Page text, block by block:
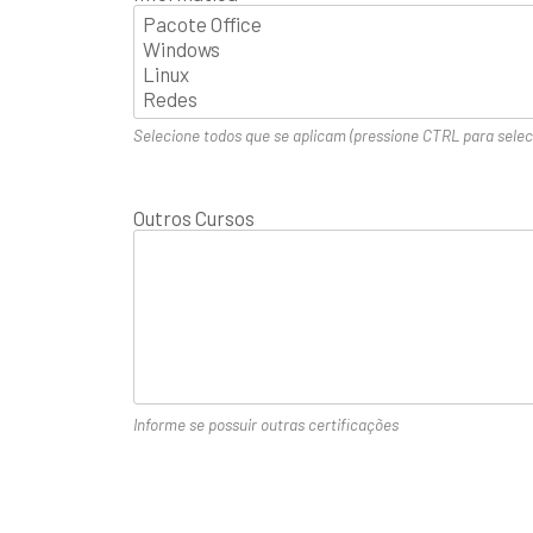
Selecione todos que se aplicam (pressione CTRL para
Outros Cursos
Informe se possuir outras certificações